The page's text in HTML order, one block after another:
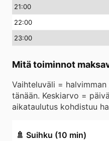
21:00
22:00
23:00
Mitä toiminnot
Vaihteluväli =
tänään. Keskiarvo =
aikataulutus kohdistuu
🚿 Suihku (10 min)